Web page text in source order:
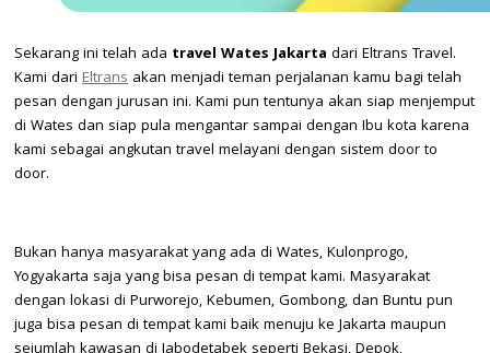
Sekarang ini telah ada travel Wates Jakarta dari Eltrans Travel.
Kami dari Eltrans akan menjadi teman perjalanan kamu bagi telah
pesan dengan jurusan ini. Kami pun tentunya akan siap menjemput
di Wates dan siap pula mengantar sampai dengan Ibu kota karena
kami sebagai angkutan travel melayani dengan sistem door to
door.
Bukan hanya masyarakat yang ada di Wates, Kulonprogo,
Yogyakarta saja yang bisa pesan di tempat kami. Masyarakat
dengan lokasi di Purworejo, Kebumen, Gombong, dan Buntu pun
juga bisa pesan di tempat kami baik menuju ke Jakarta maupun